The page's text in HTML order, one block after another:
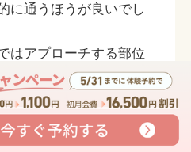
ぐ
に通うほうが良いでし
はアプローチする部位
ので、それ以上受けて
りません。
ことで、どれくらい